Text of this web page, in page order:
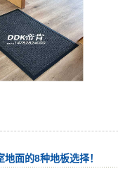
地面的8种地板选择！